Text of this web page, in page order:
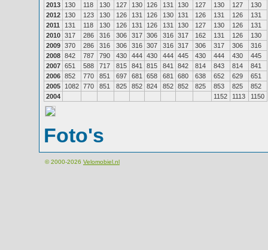
2013
130 118 130 127 130 126 131 130 127 130 127
130
2012
130 123 130 126 131 126 130 131 126 131 126
131
2011
131 118 130 126 131 126 131 130 127 130 126
131
2010 317 286 316 306 317 306 316 317 162 131 126
130
2009 370 286 316 306 316 307 316 317 306 317 306
316
2008 842 787 790 430 444 430 444 445 430 444 430
445
2007 651 588 717 815 841 815 841 842 814 843 814
841
2006 852 770 851 697 681 658 681 680 638 652 629
651
2005
1082 770 851 825 852 824 852 852 825 853 825
852
2004
1152 1113 1150
Foto's
© 2000-2026 Velomobiel.nl